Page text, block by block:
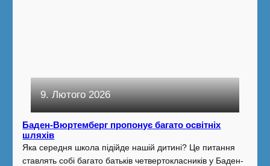
9. Лютого 2026
Баден-Вюртемберг пропонує багато освітніх
шляхів
Яка середня школа підійде нашій дитині? Це питання
ставлять собі багато батьків четвертокласників у Баден-